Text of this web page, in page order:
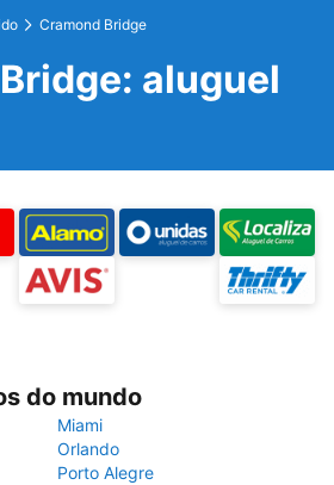
Cramond Bridge
aluguel
do mundo
Miami
Orlando
Porto Alegre